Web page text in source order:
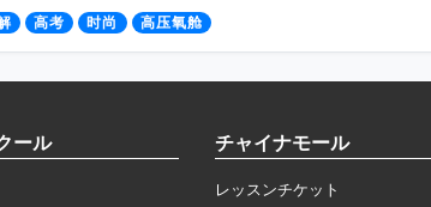
高考 时尚 高压氧舱
ール チャイナモール
レッスンチケット